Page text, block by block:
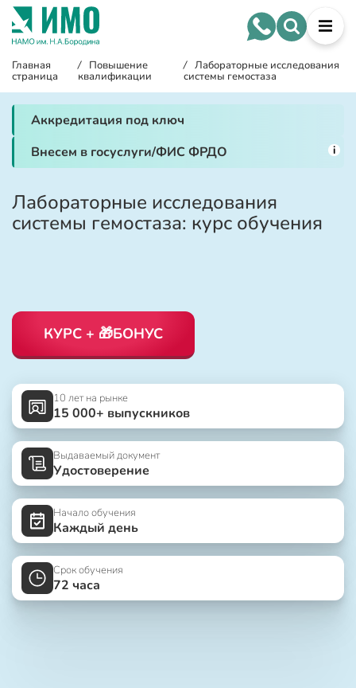
Главная
страница
/ Повышение
квалификации
/ Лабораторные исследования
системы гемостаза
Аккредитация под ключ
Внесем в госуслуги/ФИС ФРДО
i
Лабораторные исследования
системы гемостаза: курс обучения
КУРС + 🎁БОНУС
10 лет на рынке
15 000+ выпускников
Выдаваемый документ
Удостоверение
Начало обучения
Каждый день
Срок обучения
72 часа